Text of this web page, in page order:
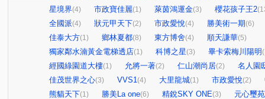
星境界(4) 市政寶佳麗(1) 萊茵鴻運金(3) 櫻花孩子王2
全國派(4) 狀元甲天下(2) 市政愛悅(4) 勝美術一期(6)
佳泰大方(1) 鄉林夏都(8) 東方博舍(4) 順天謙華(5)
獨家鄰水湳黃金電梯透店(1) 科博之星(3) 畢卡索梅川陽明
經國綠園道大樓(1) 允將一著(2) 仁山潮尚居(2)
名人園
佳茂世界之心(3) VVS1(4) 大里龍城(1) 市政愛悅(2)
熊貓天下(1) 勝美La one(6) 精銳SKY ONE(3)
元心璽苑